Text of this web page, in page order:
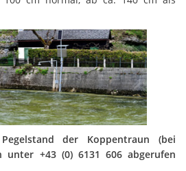
der Koppentraun (bei
unter +43 (0) 6131 606 abgerufen